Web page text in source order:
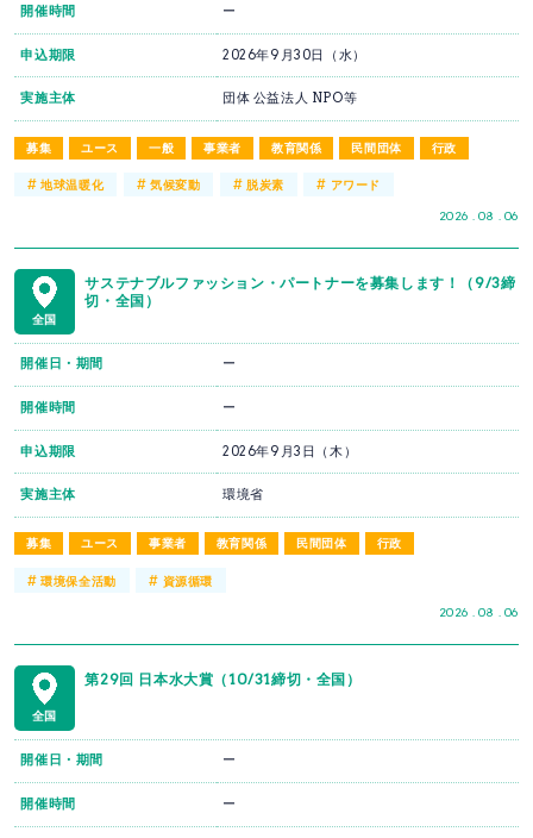
募集 ユース 一般 事業者 教育関係 民間団体 行政
2026 . 08 . 06
開催時間 ー
申込期限 2026年9月30日（水）
実施主体 団体 公益法人 NPO等
#地球温暖化 # 気候変動 # 脱炭素 # アワード
全国
サステナブルファッション・パートナーを募集します！（9/3締
切・全国）
募集 ユース 事業者 教育関係 民間団体 行政
2026 . 08 . 06
開催日・期間 ー
開催時間 ー
申込期限 2026年9月3日（木）
実施主体 環境省
#環境保全活動 # 資源循環
全国
第29回 日本水大賞（10/31締切・全国）
開催日・期間 ー
開催時間 ー